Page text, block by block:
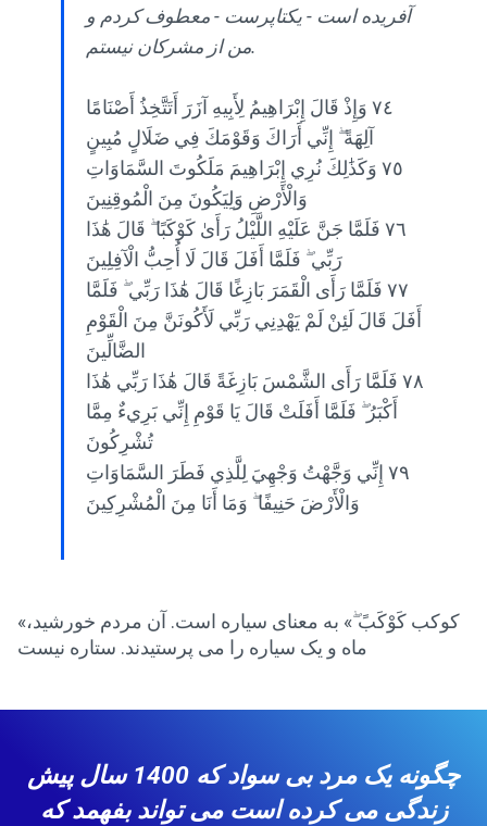
آفریده است - یکتاپرست - معطوف کردم و
من از مشرکان نیستم.
٧٤ وَإِذْ قَالَ إِبْرَاهِيمُ لِأَبِيهِ آزَرَ أَتَتَّخِذُ أَصْنَامًا
آلِهَةً ۖ إِنِّي أَرَاكَ وَقَوْمَكَ فِي ضَلَالٍ مُبِينٍ
٧٥ وَكَذَٰلِكَ نُرِي إِبْرَاهِيمَ مَلَكُوتَ السَّمَاوَاتِ
وَالْأَرْضِ وَلِيَكُونَ مِنَ الْمُوقِنِينَ
٧٦ فَلَمَّا جَنَّ عَلَيْهِ اللَّيْلُ رَأَىٰ كَوْكَبًا ۖ قَالَ هَٰذَا
رَبِّي ۖ فَلَمَّا أَفَلَ قَالَ لَا أُحِبُّ الْآفِلِينَ
٧٧ فَلَمَّا رَأَى الْقَمَرَ بَازِغًا قَالَ هَٰذَا رَبِّي ۖ فَلَمَّا
أَفَلَ قَالَ لَئِنْ لَمْ يَهْدِنِي رَبِّي لَأَكُونَنَّ مِنَ الْقَوْمِ
الضَّالِّينَ
٧٨ فَلَمَّا رَأَى الشَّمْسَ بَازِغَةً قَالَ هَٰذَا رَبِّي هَٰذَا
أَكْبَرُ ۖ فَلَمَّا أَفَلَتْ قَالَ يَا قَوْمِ إِنِّي بَرِيءٌ مِمَّا
تُشْرِكُونَ
٧٩ إِنِّي وَجَّهْتُ وَجْهِيَ لِلَّذِي فَطَرَ السَّمَاوَاتِ
وَالْأَرْضَ حَنِيفًا ۖ وَمَا أَنَا مِنَ الْمُشْرِكِينَ
«کوکب کَوْکَبً ۖ» به معنای سیاره است. آن مردم خورشید،
ماه و یک سیاره را می پرستیدند. ستاره نیست
چگونه یک مرد بی سواد که 1400 سال پیش
زندگی می کرده است می تواند بفهمد که